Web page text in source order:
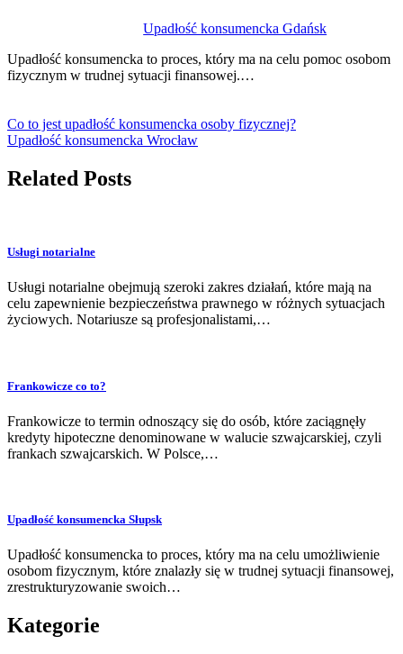
Upadłość konsumencka Gdańsk
Upadłość konsumencka to proces, który ma na celu pomoc osobom
fizycznym w trudnej sytuacji finansowej.…
Co to jest upadłość konsumencka osoby fizycznej?
Upadłość konsumencka Wrocław
Related Posts
Usługi notarialne
Usługi notarialne obejmują szeroki zakres działań, które mają na
celu zapewnienie bezpieczeństwa prawnego w różnych sytuacjach
życiowych. Notariusze są profesjonalistami,…
Frankowicze co to?
Frankowicze to termin odnoszący się do osób, które zaciągnęły
kredyty hipoteczne denominowane w walucie szwajcarskiej, czyli
frankach szwajcarskich. W Polsce,…
Upadłość konsumencka Słupsk
Upadłość konsumencka to proces, który ma na celu umożliwienie
osobom fizycznym, które znalazły się w trudnej sytuacji finansowej,
zrestrukturyzowanie swoich…
Kategorie